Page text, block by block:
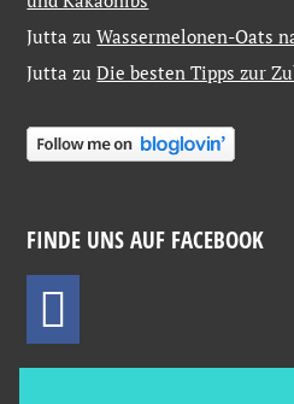
Jutta zuWassermelonen-Oats
Jutta zuDie besten Tipps zur
FINDE UNS AUF FACEBOOK